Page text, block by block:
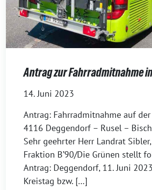
Antrag zur Fahrradmitnahme
14. Juni 2023
Antrag: Fahrradmitnahme auf
4116 Deggendorf – Rusel –
Sehr geehrter Herr Landrat
Fraktion B’90/Die Grünen stellt
Antrag: Deggendorf, 11. Juni
Kreistag bzw. […]